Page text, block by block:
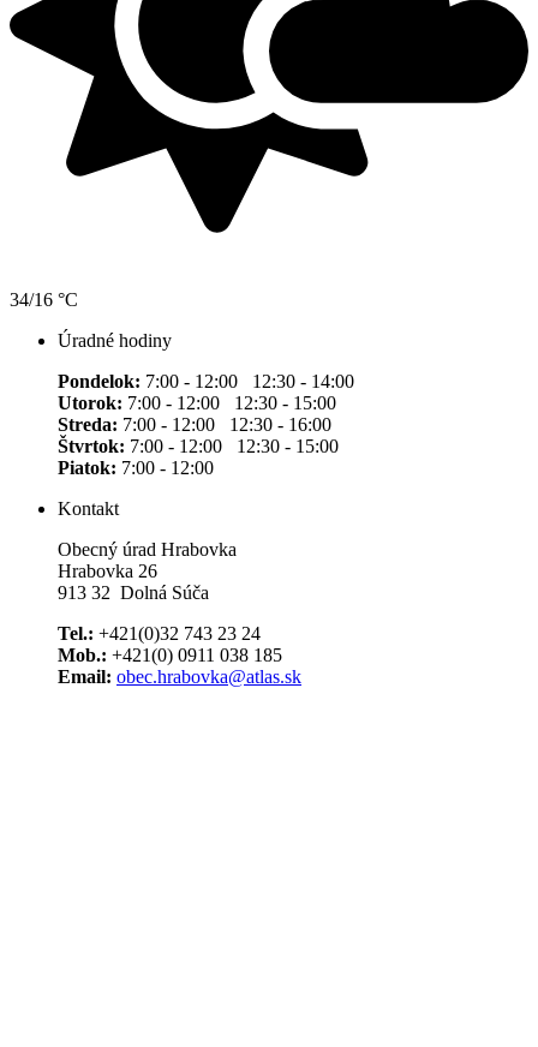
34/16 °C
Úradné hodiny
Pondelok: 7:00 - 12:00 12:30 - 14:00
Utorok: 7:00 - 12:00 12:30 - 15:00
Streda: 7:00 - 12:00 12:30 - 16:00
Štvrtok: 7:00 - 12:00 12:30 - 15:00
Piatok: 7:00 - 12:00
Kontakt
Obecný úrad Hrabovka
Hrabovka 26
913 32 Dolná Súča
Tel.: +421(0)32 743 23 24
Mob.: +421(0) 0911 038 185
Email: obec.hrabovka@atlas.sk